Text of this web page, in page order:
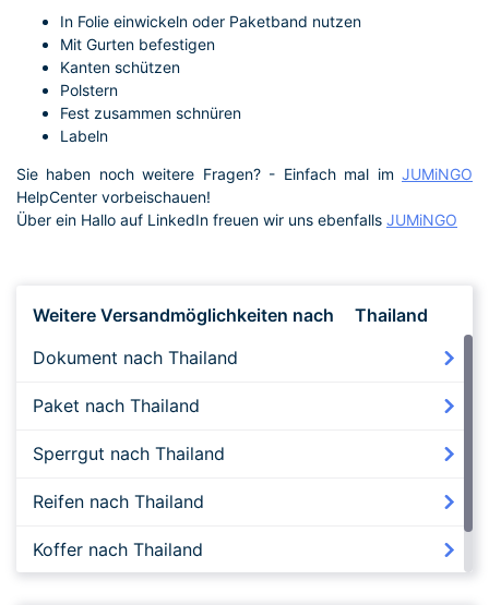
In Folie einwickeln oder Paketband nutzen
Mit Gurten befestigen
Kanten schützen
Polstern
Fest zusammen schnüren
Labeln
Sie haben noch weitere Fragen? - Einfach mal im JUMiNGO
HelpCenter vorbeischauen!
Über ein Hallo auf LinkedIn freuen wir uns ebenfalls JUMiNGO
Weitere Versandmöglichkeiten nach
Thailand
Dokument nach Thailand
Paket nach Thailand
Sperrgut nach Thailand
Reifen nach Thailand
Koffer nach Thailand